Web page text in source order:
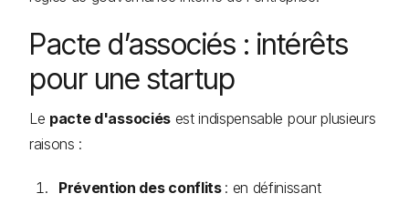
Pacte d’associés : intérêts
pour une startup
Le pacte d'associésest indispensable pour plusieurs
raisons :
Prévention des conflits : en définissant